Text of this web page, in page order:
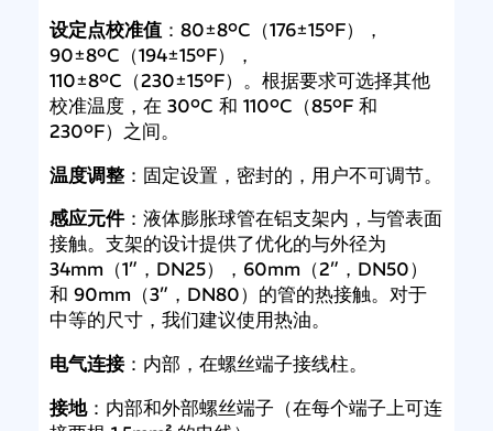
设定点校准值：80±8ºC（176±15ºF），
90±8ºC（194±15ºF），
110±8ºC（230±15ºF）。根据要求可选择其他
校准温度，在 30ºC 和 110ºC（85ºF 和
230ºF）之间。
温度调整：固定设置，密封的，用户不可调节。
感应元件：液体膨胀球管在铝支架内，与管表面
接触。支架的设计提供了优化的与外径为
34mm（1”，DN25），60mm（2”，DN50）
和 90mm（3”，DN80）的管的热接触。对于
中等的尺寸，我们建议使用热油。
电气连接：内部，在螺丝端子接线柱。
接地：内部和外部螺丝端子（在每个端子上可连